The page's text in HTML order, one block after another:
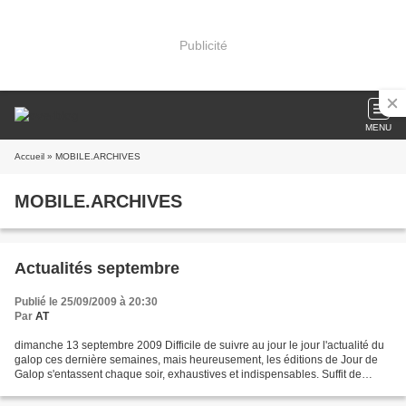
Publicité
MENU
Accueil » MOBILE.ARCHIVES
MOBILE.ARCHIVES
Actualités septembre
Publié le 25/09/2009 à 20:30
Par AT
dimanche 13 septembre 2009 Difficile de suivre au jour le jour l'actualité du
galop ces dernière semaines, mais heureusement, les éditions de Jour de
Galop s'entassent chaque soir, exhaustives et indispensables. Suffit de